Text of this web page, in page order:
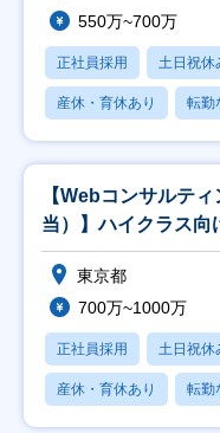
550万~700万
正社員採用 土日祝休
産休・育休あり 転勤
【Webコンサルテ
当）】ハイクラス向
東京都
700万~1000万
正社員採用 土日祝休
産休・育休あり 転勤